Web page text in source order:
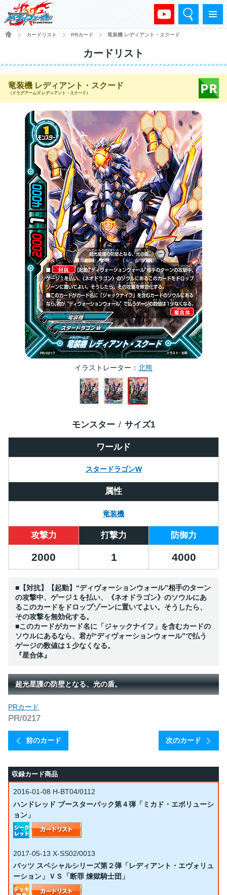
メニュー
検索
HOME
カードリスト PRカード 竜装機 レディアント・スクード
カードリスト
竜装機 レディアント・スクード
（ドラグアームズ レディアント・スクード）
イラストレーター 北熊
ワールド
スタードラゴンW
モンスター サイズ1
属性
竜装機
攻撃力 打撃力 防御力
2000 1 4000
■【対抗】【起動】“ディヴォーションウォール”相手のターン
の攻撃中、ゲージ１を払い、《ネオドラゴン》のソウルにあ
るこのカードをドロップゾーンに置いてよい。そうしたら、
その攻撃を無効化する。
■このカードがカード名に「ジャックナイフ」を含むカードの
ソウルにあるなら、君が“ディヴォーションウォール”で払う
ゲージの数値は１少なくなる。
『星合体』
超光星護の防壁となる、光の盾。
前のカード
PRカード
PR/0217
次のカード
収録カード商品
2016-01-08 H-BT04/0112
ハンドレッド ブースターパック第４弾「ミカド・エボリューシ
ョン」
2017-05-13 X-SS02/0013
バッツ スペシャルシリーズ第２弾「レディアント・エヴォリュ
ーション」ＶＳ「断罪 煉獄騎士団」